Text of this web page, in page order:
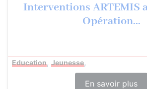
Interventions ARTEMIS
Opération...
Education, Jeunesse,
En savoir plus